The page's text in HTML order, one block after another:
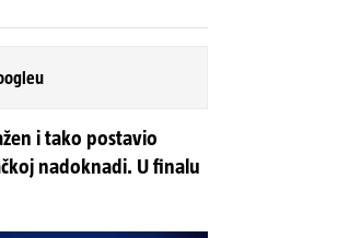
i tako postavio
nadoknadi. U finalu